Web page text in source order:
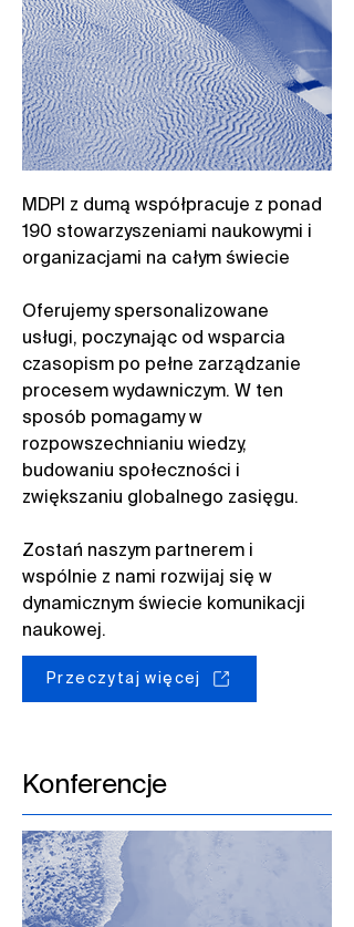
MDPI z dumą współpracuje z ponad
190 stowarzyszeniami naukowymi i
organizacjami na całym świecie​
Oferujemy spersonalizowane
usługi, poczynając od wsparcia
czasopism po pełne zarządzanie
procesem wydawniczym. W ten
sposób pomagamy w
rozpowszechnianiu wiedzy,
budowaniu społeczności i
zwiększaniu globalnego zasięgu.​
Zostań naszym partnerem i
wspólnie z nami rozwijaj się w
dynamicznym świecie komunikacji
naukowej.
Przeczytaj więcej
Konferencje